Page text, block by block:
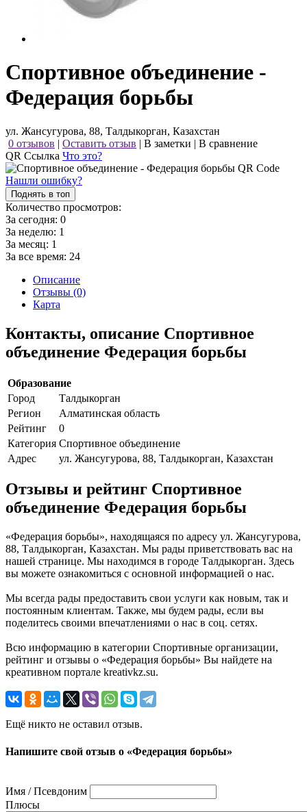
Спортивное объединение -
Федерация борьбы
ул. Жансугурова, 88, Талдыкорган, Казахстан
0 отзывов | Оставить отзыв | В заметки | В сравнение
QR Ссылка Что это?
Нашли ошибку?
Поднять в топ
Количество просмотров:
За сегодня: 0
За неделю: 1
За месяц: 1
За все время: 24
Описание
Отзывы (0)
Карта
Контакты, описание Спортивное
объединение Федерация борьбы
Образование
Город
Талдыкорган
Регион
Алматинская область
Рейтинг
0
Категория Спортивное объединение
Адрес
ул. Жансугурова, 88, Талдыкорган, Казахстан
Отзывы и рейтинг Спортивное
объединение Федерация борьбы
«Федерация борьбы», находящаяся по адресу ул. Жансугурова,
88, Талдыкорган, Казахстан. Мы рады приветствовать вас на
нашей странице. Мы находимся в городе Талдыкорган. Здесь
вы можете ознакомиться с основной информацией о нас.
Мы всегда рады предоставить свои услуги как новым, так и
постоянным клиентам. Также, мы будем рады, если вы
поделитесь своими впечатлениями о нас в соц. сетях.
Всю информацию в категории Спортивные организации,
рейтинг и отзывы о «Федерация борьбы» Вы найдете на
креативном портале kreativkz.su.
Ещё никто не оставил отзыв.
Напишите свой отзыв о «Федерация борьбы»
Имя / Псевдоним
Плюсы